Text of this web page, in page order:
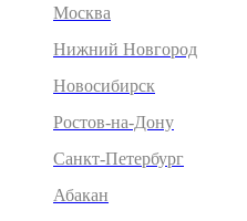
Москва
Нижний Новгород
Новосибирск
Ростов-на-Дону
Санкт-Петербург
Абакан